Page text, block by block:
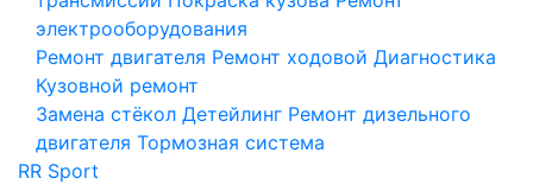
электрооборудования
Ремонт двигателя Ремонт ходовой Диагностика
Кузовной ремонт
Замена стёкол Детейлинг Ремонт дизельного
двигателя Тормозная система
RR Sport